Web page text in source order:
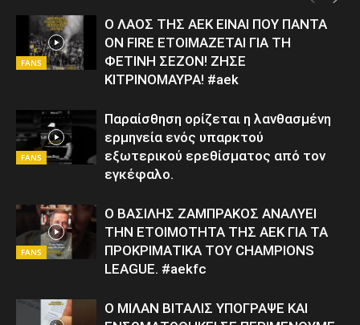
FANS
Ο ΛΑΟΣ ΤΗΣ ΑΕΚ ΕΙΝΑΙ ΠΟΥ ΠΑΝΤΑ
ON FIRE ΕΤΟΙΜΑΖΕΤΑΙ ΓΙΑ ΤΗ
ΦΕΤΙΝΗ ΣΕΖΟΝ! ΖΗΣΕ
ΚΙΤΡΙΝΟΜΑΥΡΑ! #aek
FANS
Παραίσθηση ορίζεται η λανθασμένη
ερμηνεία ενός υπαρκτού
εξωτερικού ερεθίσματος από τον
εγκέφαλο.
FANS
Ο ΒΑΣΙΛΗΣ ΖΑΜΠΡΑΚΟΣ ΑΝΑΛΥΕΙ
ΤΗΝ ΕΤΟΙΜΟΤΗΤΑ ΤΗΣ ΑΕΚ ΓΙΑ ΤΑ
ΠΡΟΚΡΙΜΑΤΙΚΑ ΤΟΥ CHAMPIONS
LEAGUE. #aekfc
Ο ΜΙΛΑΝ ΒΙΤΑΛΙΣ ΥΠΟΓΡΑΨΕ ΚΑΙ